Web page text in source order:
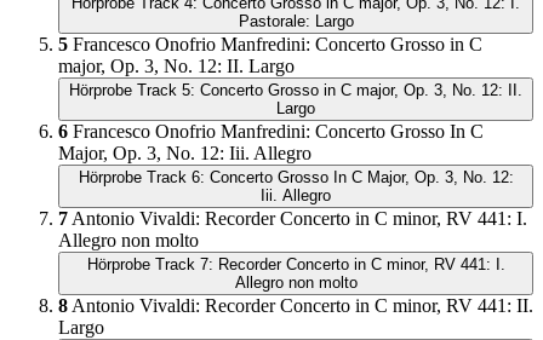
Pastorale: Largo
5 Francesco Onofrio Manfredini: Concerto Grosso in C
major, Op. 3, No. 12: II. Largo
Hörprobe Track 5: Concerto Grosso in C major, Op. 3, No. 12: II.
Largo
6 Francesco Onofrio Manfredini: Concerto Grosso In C
Major, Op. 3, No. 12: Iii. Allegro
Hörprobe Track 6: Concerto Grosso In C Major, Op. 3, No. 12:
Iii. Allegro
7 Antonio Vivaldi: Recorder Concerto in C minor, RV 441: I.
Allegro non molto
Hörprobe Track 7: Recorder Concerto in C minor, RV 441: I.
Allegro non molto
8 Antonio Vivaldi: Recorder Concerto in C minor, RV 441: II.
Largo